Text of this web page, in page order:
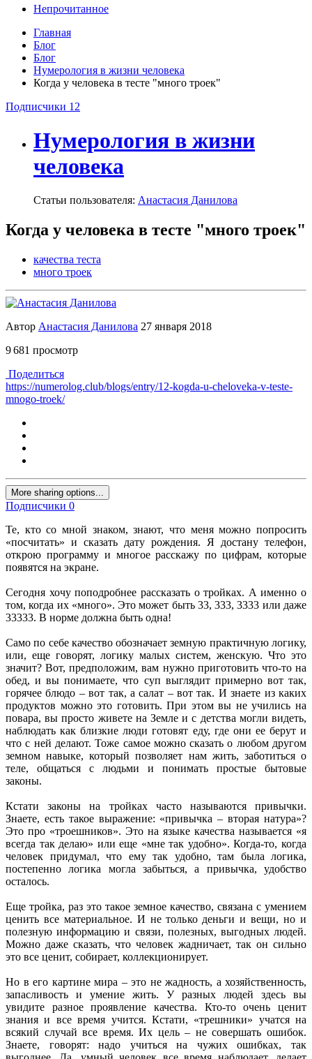
Непрочитанное
Главная
Блог
Блог
Нумерология в жизни человека
Когда у человека в тесте "много троек"
Подписчики 12
Нумерология в жизни
человека
Статьи пользователя: Анастасия Данилова
Когда у человека в тесте "много троек"
качества теста
много троек
Автор Анастасия Данилова 27 января 2018
9 681 просмотр
Поделиться
https://numerolog.club/blogs/entry/12-kogda-u-cheloveka-v-teste-
mnogo-troek/
More sharing options...
Подписчики 0
Те, кто со мной знаком, знают, что меня можно попросить
«посчитать» и сказать дату рождения. Я достану телефон,
открою программу и многое расскажу по цифрам, которые
появятся на экране.
Сегодня хочу поподробнее рассказать о тройках. А именно о
том, когда их «много». Это может быть 33, 333, 3333 или даже
33333. В норме должна быть одна!
Само по себе качество обозначает земную практичную логику,
или, еще говорят, логику малых систем, женскую. Что это
значит? Вот, предположим, вам нужно приготовить что-то на
обед, и вы понимаете, что суп выглядит примерно вот так,
горячее блюдо – вот так, а салат – вот так. И знаете из каких
продуктов можно это готовить. При этом вы не учились на
повара, вы просто живете на Земле и с детства могли видеть,
наблюдать как близкие люди готовят еду, где они ее берут и
что с ней делают. Тоже самое можно сказать о любом другом
земном навыке, который позволяет нам жить, заботиться о
теле, общаться с людьми и понимать простые бытовые
законы.
Кстати законы на тройках часто называются привычки.
Знаете, есть такое выражение: «привычка – вторая натура»?
Это про «троешников». Это на языке качества называется «я
всегда так делаю» или еще «мне так удобно». Когда-то, когда
человек придумал, что ему так удобно, там была логика,
постепенно логика могла забыться, а привычка, удобство
осталось.
Еще тройка, раз это такое земное качество, связана с умением
ценить все материальное. И не только деньги и вещи, но и
полезную информацию и связи, полезных, выгодных людей.
Можно даже сказать, что человек жадничает, так он сильно
это все ценит, собирает, коллекционирует.
Но в его картине мира – это не жадность, а хозяйственность,
запасливость и умение жить. У разных людей здесь вы
увидите разное проявление качества. Кто-то очень ценит
знания и все время учится. Кстати, «трешники» учатся на
всякий случай все время. Их цель – не совершать ошибок.
Знаете, говорят: надо учиться на чужих ошибках, так